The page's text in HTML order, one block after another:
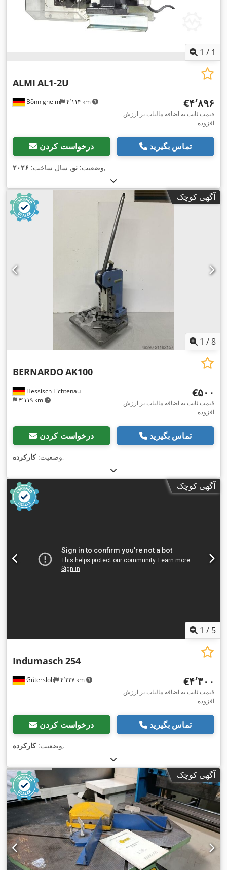
1 / 1
Bönnigheim ۴٬۱۱۴ km
ALMI AL1-2U
‎€۴٬۸۹۶
قیمت ثابت به اضافه مالیات بر ارزش
افزوده
درخواست کردن تماس بگیرید
وضعیت: نو, سال ساخت: ۲۰۲۶ ,
آگهی کوچک
1 /8
Hessisch Lichtenau
۴٬۱۱۹ km
BERNARDOAK100
‎€۵۰۰
قیمت ثابت به اضافه مالیات بر ارزش
افزوده
درخواست کردن تماس بگیرید
وضعیت:کارکرده ,
آگهی کوچک
1 / 5
Gütersloh ۴٬۲۲۷ km
Indumasch 254
‎€۴٬۳۰۰
قیمت ثابت به اضافه مالیات بر ارزش
افزوده
درخواست کردن تماس بگیرید
وضعیت:کارکرده ,
آگهی کوچک